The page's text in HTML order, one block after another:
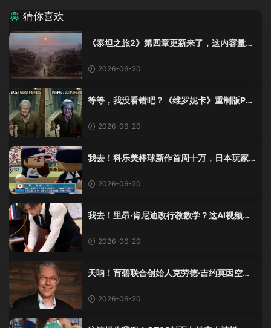
猜你喜欢
《泰坦之旅2》第四章更新来了，这内容量感
2026-06-20
等等，我没看错吧？《维罗妮卡》重制版PS
2026-06-20
我去！科乐美棒球新作首周十万，日本玩家
2026-06-20
我去！里昂·肯尼迪改行教数学？这AI视频全
2026-06-20
天呐！育碧联合创始人克劳德·吉约莫因空难
2026-06-20